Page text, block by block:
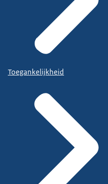
Toegankelijkheid